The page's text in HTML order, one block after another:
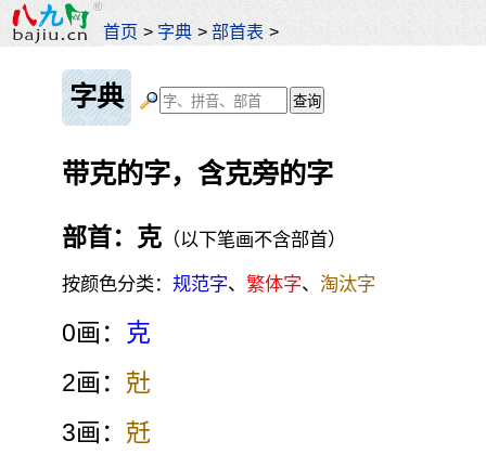
首页 > 字典 >部首表 >
字典
带克的字，含克旁的字
部首：克 （以下笔画不含部首）
按颜色分类：规范字、繁体字、淘汰字
0画： 克
2画： 兙
3画： 兛